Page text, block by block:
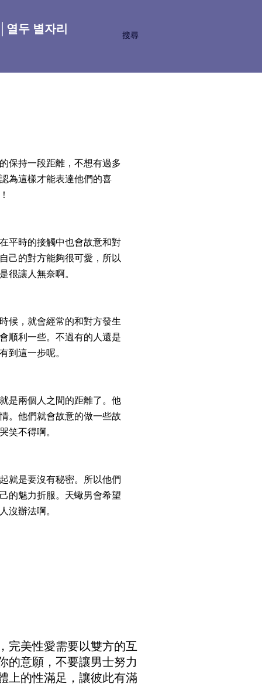
搜尋
열두 별자리
持一段距離，不想有過多
為這樣才能表達他們的喜
時的接觸中也會故意和對
己的對方能夠很可愛，所以
很讓人無奈啊。
，就會經常的和對方發生
順利一些。不過有的人還是
到這一步呢。
兩個人之間的距離了。他
。他們就會故意的做一些故
笑不得啊。
是要沒有秘密。所以他們
的魅力折服。天蠍男會希望
沒辦法啊。
完美性愛需要以雙方的互
的意願，不要讓男士努力
上的性滿足，讓彼此有滿